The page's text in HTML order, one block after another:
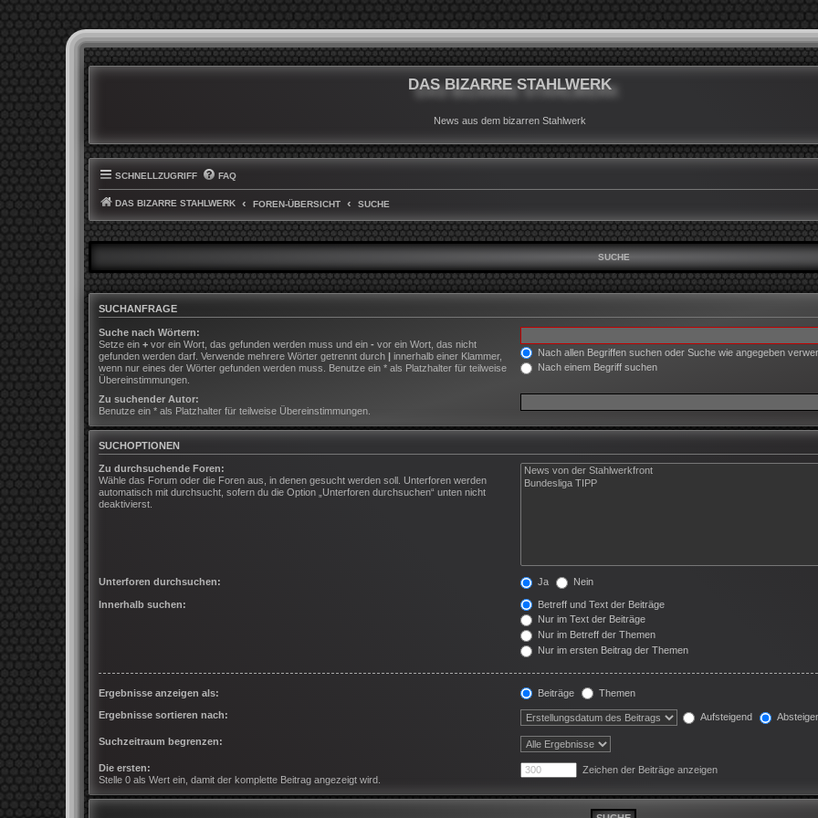
DAS BIZARRE STAHLWERK
News aus dem bizarren Stahlwerk
SCHNELLZUGRIFF FAQ
DAS BIZARRE STAHLWERK FOREN-ÜBERSICHT SUCHE
SUCHE
SUCHANFRAGE
Suche nach Wörtern:
Setze ein + vor ein Wort, das gefunden werden muss und ein - vor ein Wort, das nicht
gefunden werden darf. Verwende mehrere Wörter getrennt durch | innerhalb einer Klammer,
wenn nur eines der Wörter gefunden werden muss. Benutze ein * als Platzhalter für teilweise
Übereinstimmungen.
Nach allen Begriffen suchen oder Suche wie angegeben
Nach einem Begriff suchen
Zu suchender Autor:
Benutze ein * als Platzhalter für teilweise Übereinstimmungen.
SUCHOPTIONEN
Zu durchsuchende Foren:
Wähle das Forum oder die Foren aus, in denen gesucht werden soll. Unterforen werden
automatisch mit durchsucht, sofern du die Option „Unterforen durchsuchen“ unten nicht
deaktivierst.
Unterforen durchsuchen: Ja Nein
Innerhalb suchen:
Betreff und Text der Beiträge
Nur im Text der Beiträge
Nur im Betreff der Themen
Nur im ersten Beitrag der Themen
Ergebnisse anzeigen als: Beiträge Themen
Ergebnisse sortieren nach: Aufsteigend
Suchzeitraum begrenzen:
Die ersten:
Stelle 0 als Wert ein, damit der komplette Beitrag angezeigt wird.
Zeichen der Beiträge anzeigen